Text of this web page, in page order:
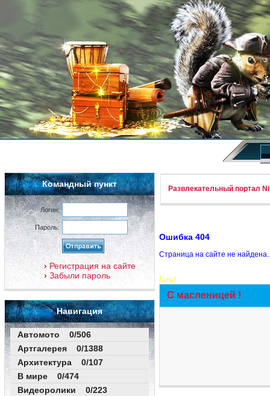
Командный пункт
Логин:
Пароль:
Регистрация на сайте
Забыли пароль
Навигация
Автомото 0/506
Артгалерея 0/1388
Архитектура 0/107
В мире 0/474
Видеоролики 0/223
Развлекательный портал
Ошибка 404
Страница на сайте не
New!
С масленицей !